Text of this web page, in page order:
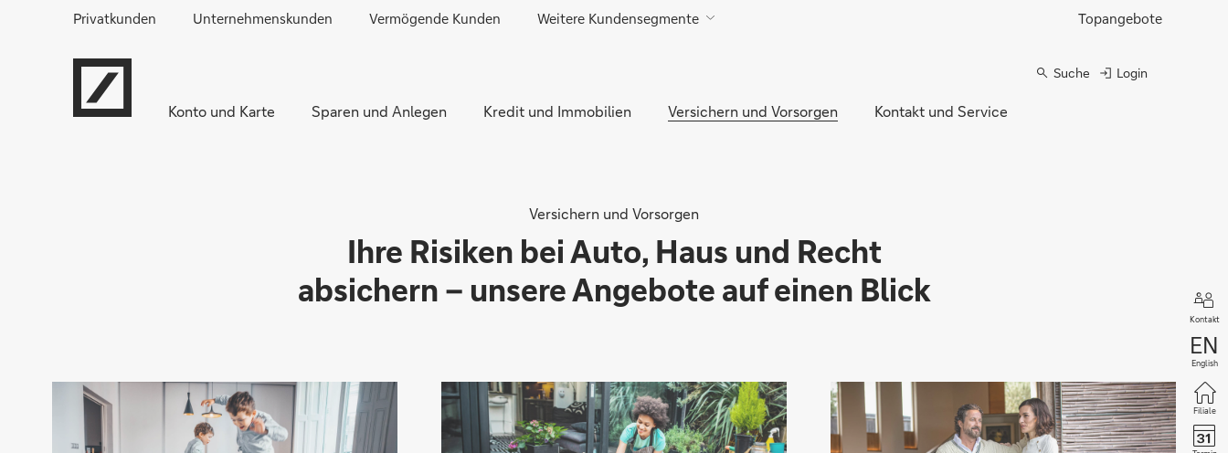
Direkt zur Hauptnavigation (Enter drücken)
Direkt zum Hauptinhalt (Enter drücken)
Topangebote
Privatkunden Unternehmenskunden Vermögende Kunden Weitere Kundensegmente
Suche Login
Konto und Karte Sparen und Anlegen Kredit und Immobilien Versichern und Vorsorgen Kontakt und Service
Kontakt
English
Filiale
Versichern und Vorsorgen
Ihre Risiken bei Auto, Haus und Recht
absichern – unsere Angebote auf einen Blick